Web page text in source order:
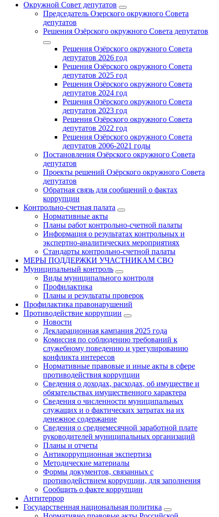
Окружной Совет депутатов
Председатель Озерского окружного Совета
депутатов
Решения Озёрского окружного Совета депутатов
Решения Озёрского окружного Совета
депутатов 2026 год
Решения Озёрского окружного Совета
депутатов 2025 год
Решения Озёрского окружного Совета
депутатов 2024 год
Решения Озёрского окружного Совета
депутатов 2023 год
Решения Озёрского окружного Совета
депутатов 2022 год
Решения Озёрского окружного Совета
депутатов 2006-2021 годы
Постановления Озёрского окружного Совета
депутатов
Проекты решений Озёрского окружного Совета
депутатов
Обратная связь для сообщений о фактах
коррупции
Контрольно-счетная палата
Нормативные акты
Планы работ контрольно-счетной палаты
Информация о результатах контрольных и
экспертно-аналитических мероприятиях
Стандарты контрольно-счетной палаты
МЕРЫ ПОДДЕРЖКИ УЧАСТНИКАМ СВО
Муниципальный контроль
Виды муниципального контроля
Профилактика
Планы и результаты проверок
Профилактика правонарушений
Противодействие коррупции
Новости
Декларационная кампания 2025 года
Комиссия по соблюдению требований к
служебному поведению и урегулированию
конфликта интересов
Нормативные правовые и иные акты в сфере
противодействия коррупции
Сведения о доходах, расходах, об имуществе и
обязательствах имущественного характера
Сведения о численности муниципальных
служащих и о фактических затратах на их
денежное содержание
Сведения о среднемесячной заработной плате
руководителей муниципальных организаций
Планы и отчеты
Антикоррупционная экспертиза
Методические материалы
Формы документов, связанных с
противодействием коррупции, для заполнения
Сообщить о факте коррупции
Антитеррор
Государственная национальная политика